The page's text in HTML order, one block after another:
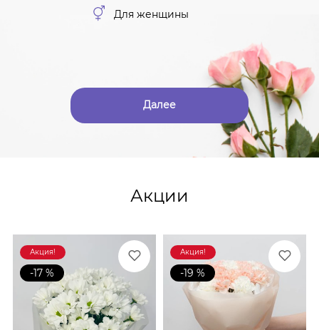
Для женщины
Далее
Акции
Акция!
-17 %
Акция!
-19 %